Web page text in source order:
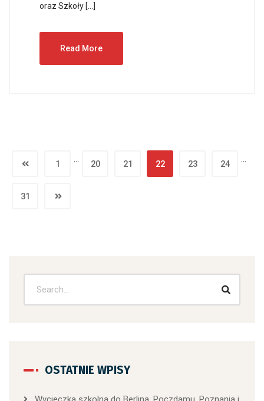
oraz Szkoły […]
Read More
1 20 21 22 23 24
31
OSTATNIE WPISY